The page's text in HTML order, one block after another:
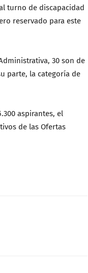
turno de discapacidad
reservado para este
30 son de
parte, la categoría de
aspirantes, el
de las Ofertas